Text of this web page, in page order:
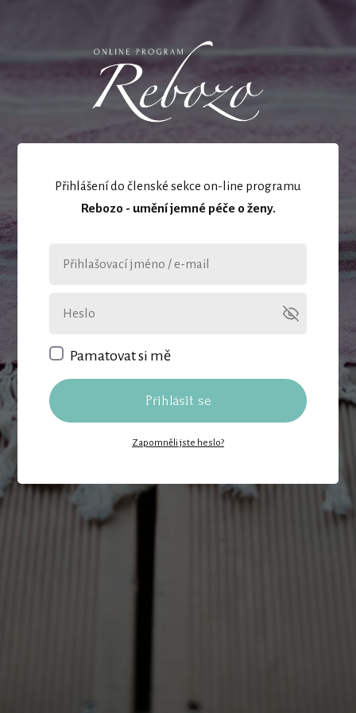
Přihlášení do členské sekce on-line programu
Rebozo - umění jemné péče o ženy.
Pamatovat si mě
Přihlásit se
Zapomněli jste heslo?